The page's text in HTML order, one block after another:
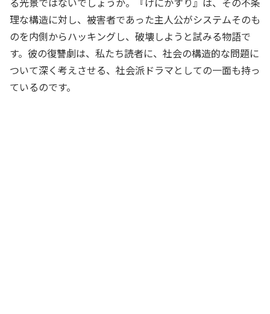
理な構造に対し、被害者であった主人公がシステムそのも
のを内側からハッキングし、破壊しようと試みる物語で
す。彼の復讐劇は、私たち読者に、社会の構造的な問題に
ついて深く考えさせる、社会派ドラマとしての一面も持っ
ているのです。